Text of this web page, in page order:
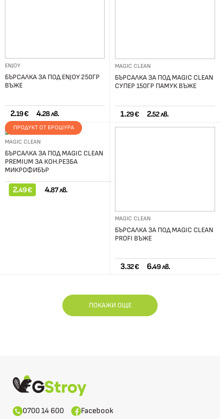
ENJOY
БЪРСАЛКА ЗА ПОД ENJOY 250ГР
ВЪЖЕ
2.19 € 4.28 лв.
MAGIC CLEAN
БЪРСАЛКА ЗА ПОД MAGIC CLEAN
СУПЕР 150ГР ПАМУК ВЪЖЕ
1.29 € 2.52 лв.
ПРОДУКТ ОТ БРОШУРА
MAGIC CLEAN
БЪРСАЛКА ЗА ПОД MAGIC CLEAN
PREMIUM ЗА КОН.РЕЗБА
МИКРОФИБЪР
2.49 € 4.87 лв.
MAGIC CLEAN
БЪРСАЛКА ЗА ПОД MAGIC CLEAN
PROFI ВЪЖЕ
3.32 € 6.49 лв.
ПОКАЖИ ОЩЕ
0700 14 600 Facebook